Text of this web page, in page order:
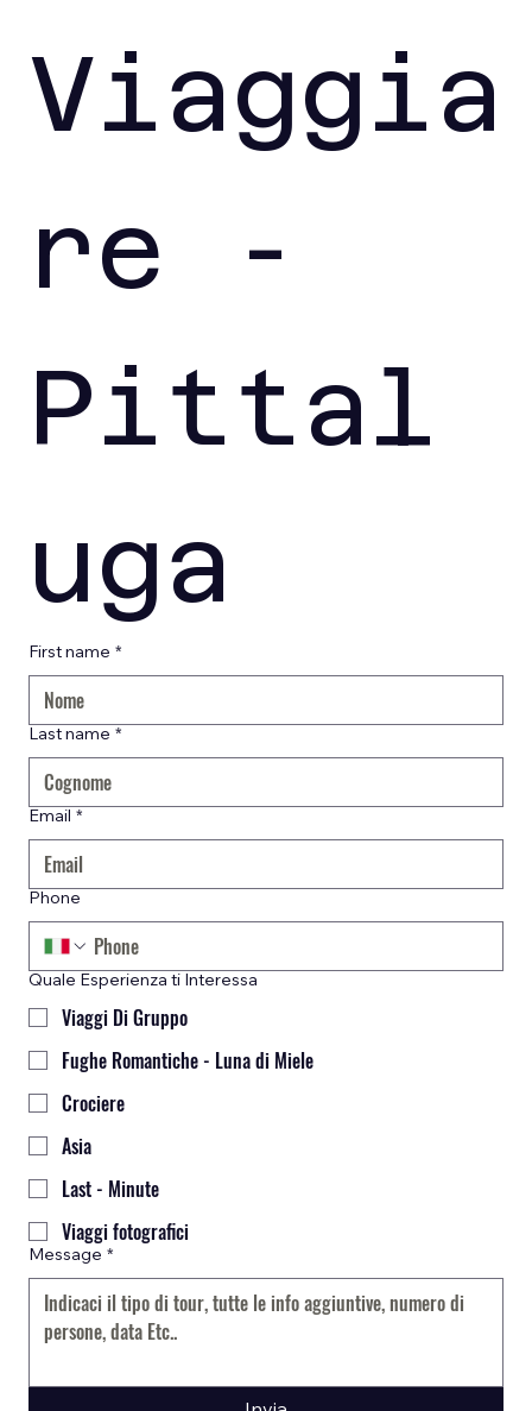
Viaggia
re -
Pittal
uga
First name *
Last name *
Email *
Phone
Quale Esperienza ti Interessa
Viaggi Di Gruppo
Fughe Romantiche - Luna di Miele
Crociere
Asia
Last - Minute
Viaggi fotografici
Message *